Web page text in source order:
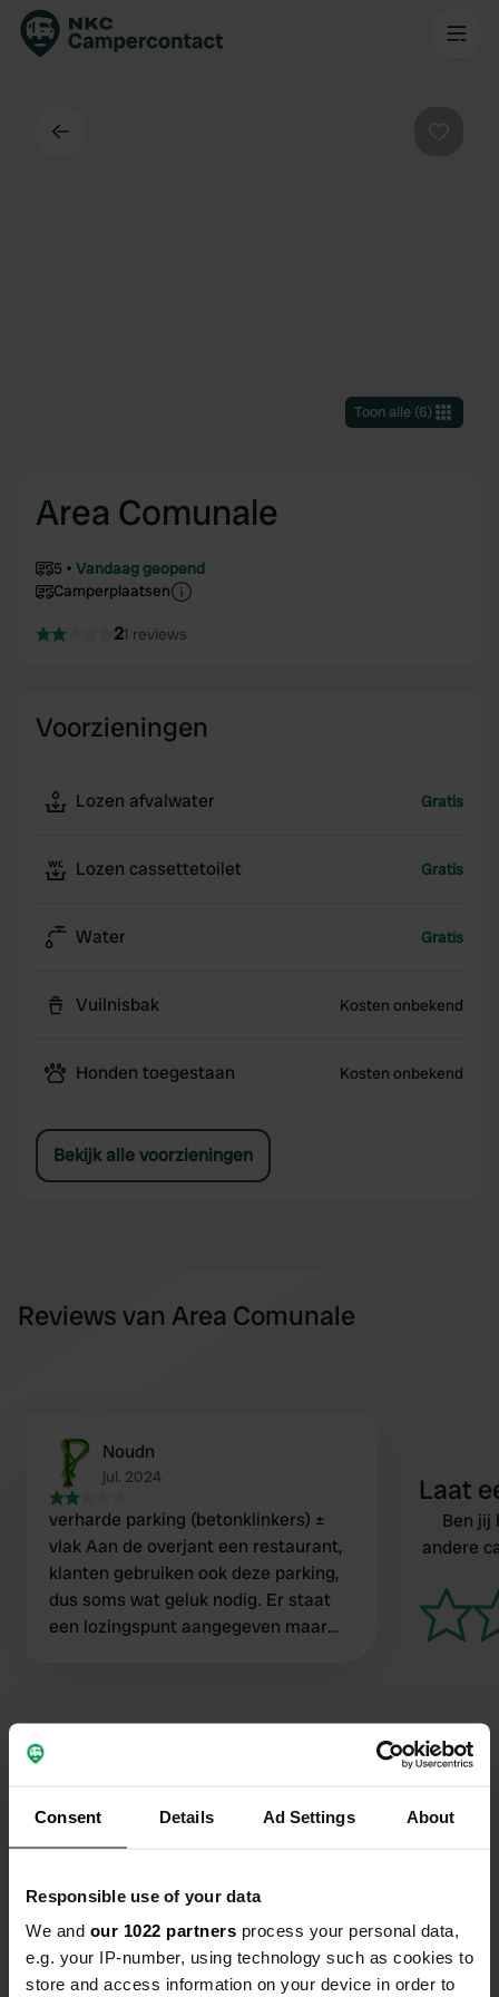
Consent Details Ad Settings About
Responsible use of your data
We and our 1022 partners process your personal data,
e.g. your IP-number, using technology such as cookies to
store and access information on your device in order to
Toon alle(6)
Area Comunale
5
Vandaag geopend
Camperplaatsen
21 reviews
Voorzieningen
Lozen afvalwater Gratis
Lozen cassettetoilet Gratis
Water Gratis
Vuilnisbak Kosten onbekend
Honden toegestaan Kosten onbekend
Bekijk alle voorzieningen
Reviews van Area Comunale
Noudn
jul. 2024
verharde parking (betonklinkers) ±
vlak Aan de overjant een restaurant,
klanten gebruiken ook deze parking,
dus soms wat geluk nodig. Er staat
een lozingspunt aangegeven maar
Laat
Ben jij
andere
Via San Michele
10090, Vialfrè, Italië
Coördinaten
45° 22' 59" N 7° 49' 3" E